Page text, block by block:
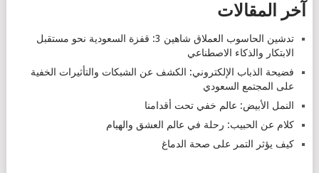
آخر المقالات
تدشين الحاسوب العملاق شاهين 3: قفزة السعودية نحو مستقبل
الابتكار والذكاء الاصطناعي
فضيحة الذباب الإلكتروني: الكشف عن الشبكات والتأثيرات الخفية
على المجتمع السعودي
النمل الأبيض: عالم خفي تحت أقدامنا
كلام عن الحبيب: رحلة في عالم العشق والهيام
كيف يؤثر التمر على صحة الدماغ